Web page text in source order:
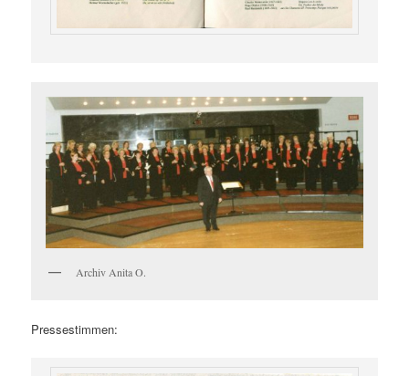
Archiv Anita O.
Pressestimmen: